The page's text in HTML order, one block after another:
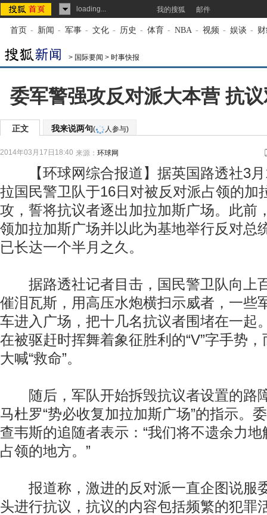
loading... 我的搜狐 邮件
首页 - 新闻 - 军事 - 文化 - 历史 - 体育 - NBA - 视频 - 娱谈 -
> 国际要闻 > 时事快报
委军警强攻反对派大本营 抗
正文 我来说两句( 人参与)
2014年03月17日18:40 来源： 环球网
【环球网综合报道】据英国路透社3月
拉国民警卫队于16日对被反对派占领的加
攻，誓将抗议者逐出加拉加斯广场。此前
领加拉加斯广场并以此为基地举行反对总
已长达一个半月之久。
据路透社记者目击，国民警卫队向上
催泪瓦斯，用高压水炮横扫示威者，一些
车进入广场，把十几名抗议者围堵在一起
在被驱赶时挥舞着象征胜利的“V”字手势
大喊“救命”。
随后，军队开始拆毁抗议者设置的路
马杜罗“势必收复加拉加斯广场”的指示。
查韦斯的追随者表示：“我们将不遗余力
占领的地方。”
报道称，激进的反对派一直企图说服
头进行抗议，抗议的内容包括频繁的犯罪